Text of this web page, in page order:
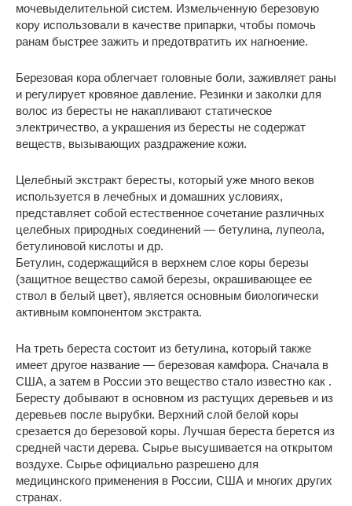
мочевыделительной систем. Измельченную березовую
кору использовали в качестве припарки, чтобы помочь
ранам быстрее зажить и предотвратить их нагноение.
Березовая кора облегчает головные боли, заживляет раны
и регулирует кровяное давление. Резинки и заколки для
волос из бересты не накапливают статическое
электричество, а украшения из бересты не содержат
веществ, вызывающих раздражение кожи.
Целебный экстракт бересты, который уже много веков
используется в лечебных и домашних условиях,
представляет собой естественное сочетание различных
целебных природных соединений — бетулина, лупеола,
бетулиновой кислоты и др.
Бетулин, содержащийся в верхнем слое коры березы
(защитное вещество самой березы, окрашивающее ее
ствол в белый цвет), является основным биологически
активным компонентом экстракта.
На треть береста состоит из бетулина, который также
имеет другое название — березовая камфора. Сначала в
США, а затем в России это вещество стало известно как .
Бересту добывают в основном из растущих деревьев и из
деревьев после вырубки. Верхний слой белой коры
срезается до березовой коры. Лучшая береста берется из
средней части дерева. Сырье высушивается на открытом
воздухе. Сырье официально разрешено для
медицинского применения в России, США и многих других
странах.